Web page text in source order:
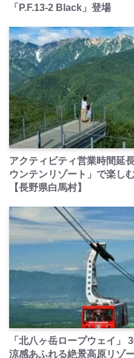
「P.F.13-2 Black」登場
アクティビティ営業時間延
ウンテンリゾート」で楽し
【長野県白馬村】
「北八ヶ岳ロープウェイ」
涼感あふれる絶景高原リゾ